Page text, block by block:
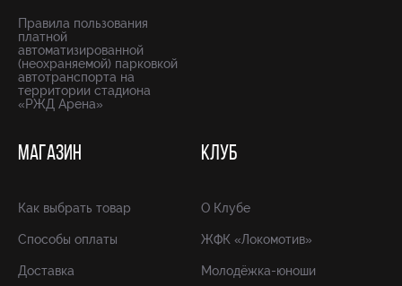
Правила пользования
платной
автоматизированной
(неохраняемой) парковкой
автотранспорта на
территории стадиона
«РЖД Арена»
МАГАЗИН
Как выбрать товар
Способы оплаты
Доставка
КЛУБ
О Клубе
ЖФК «Локомотив»
Молодёжка-юноши